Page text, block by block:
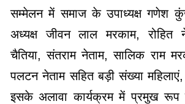
सम्मेलन में समाज के उपाध्यक्ष गणेश
अध्यक्ष जीवन लाल मरकाम, रोहित
चैतिया, संतराम नेताम, सालिक राम
पलटन नेताम सहित बड़ी संख्या
इसके अलावा कार्यक्रम में प्रमुख रूप